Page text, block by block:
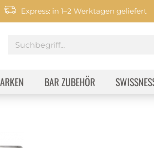
Express: in 1–2 Werktagen geliefert
BAR ZUBEHÖR